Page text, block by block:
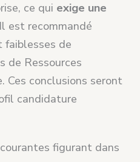
ce qui exige une
est recommandé
faiblesses de
de Ressources
Ces conclusions seront
candidature
figurant dans